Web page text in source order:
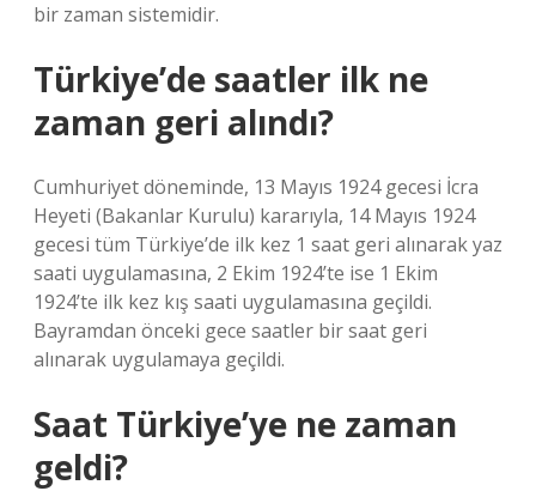
bir zaman sistemidir.
Türkiye’de saatler ilk ne
zaman geri alındı?
Cumhuriyet döneminde, 13 Mayıs 1924 gecesi İcra
Heyeti (Bakanlar Kurulu) kararıyla, 14 Mayıs 1924
gecesi tüm Türkiye’de ilk kez 1 saat geri alınarak yaz
saati uygulamasına, 2 Ekim 1924’te ise 1 Ekim
1924’te ilk kez kış saati uygulamasına geçildi.
Bayramdan önceki gece saatler bir saat geri
alınarak uygulamaya geçildi.
Saat Türkiye’ye ne zaman
geldi?